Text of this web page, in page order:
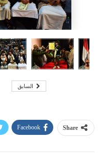
السابق
Share
Facebook